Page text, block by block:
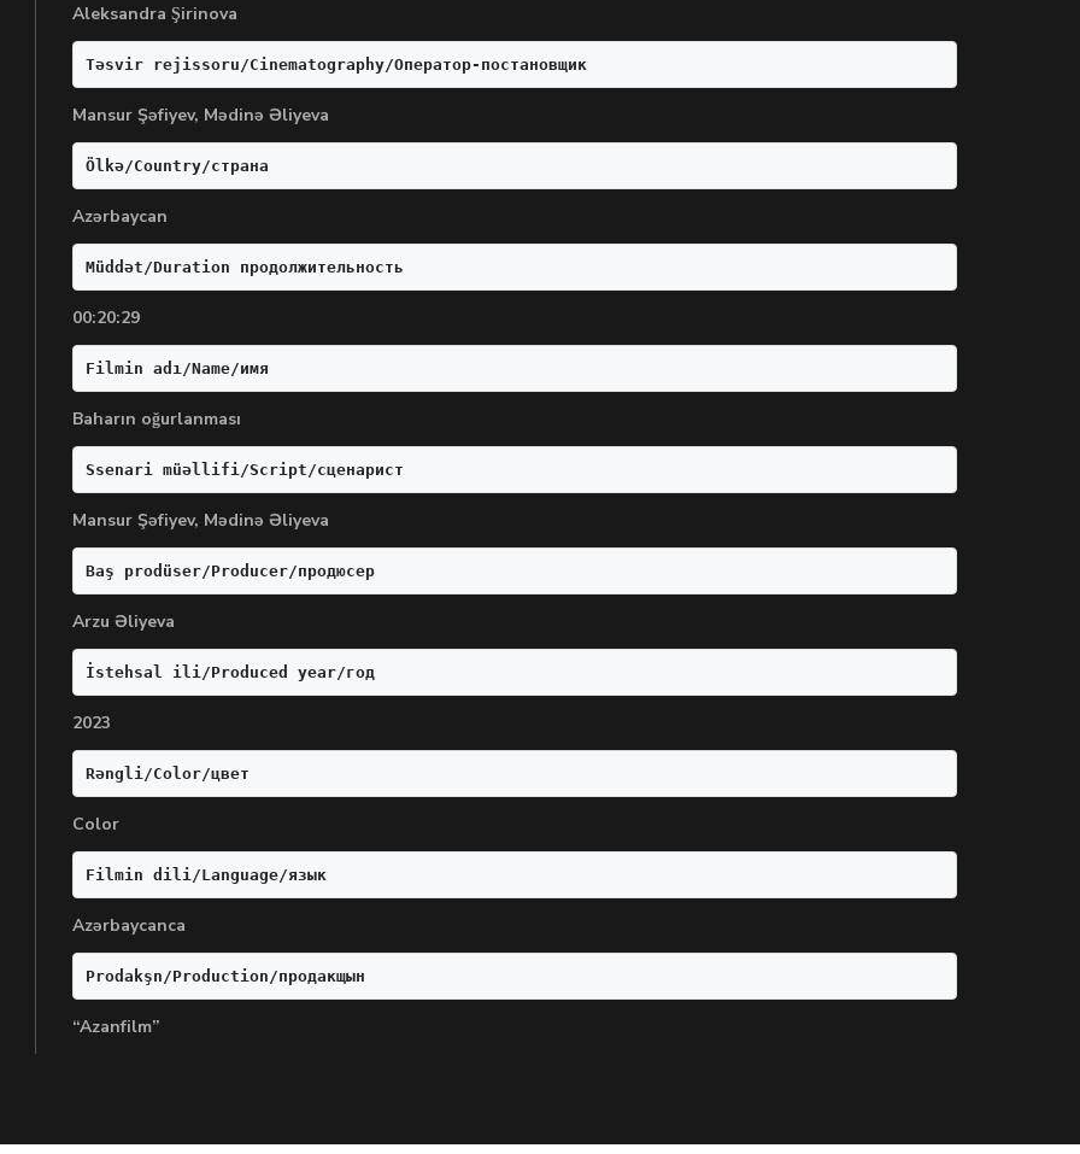
Aleksandra Şirinova
Təsvir rejissoru/Cinematography/Оператор-постановщик
Mansur Şəfiyev, Mədinə Əliyeva
Ölkə/Country/страна
Azərbaycan
Müddət/Duration продолжительность
00:20:29
Filmin adı/Name/имя
Baharın oğurlanması
Ssenari müəllifi/Script/сценарист
Mansur Şəfiyev, Mədinə Əliyeva
Baş prodüser/Producer/продюсер
Arzu Əliyeva
İstehsal ili/Produced year/год
2023
Rəngli/Color/цвет
Color
Filmin dili/Language/язык
Azərbaycanca
Prodakşn/Production/продакщын
“Azanfilm”